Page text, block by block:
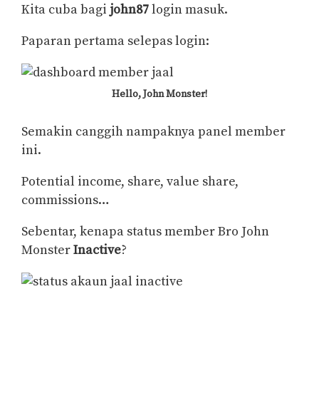
Kita cuba bagi john87login masuk.
Paparan pertama selepas login:
Hello, John Monster!
Semakin canggih nampaknya panel member
ini.
Potential income, share, value share,
commissions…
Sebentar, kenapa status member Bro John
MonsterInactive?